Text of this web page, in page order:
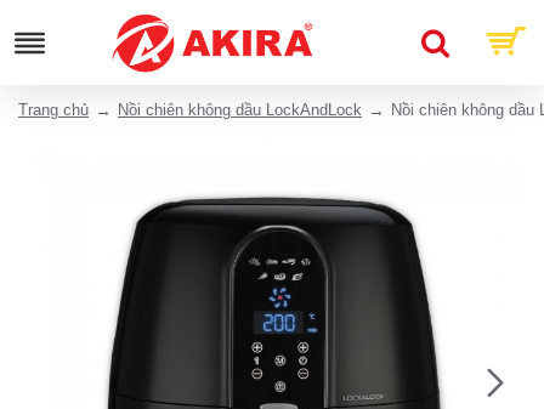
Trang chủ Nồi chiên không dầu LockAndLock Nồi chiên không dầu